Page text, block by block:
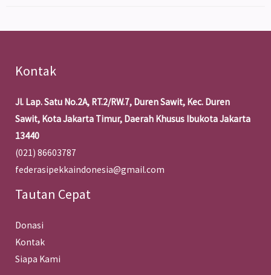
Kontak
Jl. Lap. Satu No.2A, RT.2/RW.7, Duren Sawit, Kec. Duren
Sawit, Kota Jakarta Timur, Daerah Khusus Ibukota Jakarta
13440
(021) 86603787
federasipekkaindonesia@gmail.com
Tautan Cepat
Donasi
Kontak
Siapa Kami